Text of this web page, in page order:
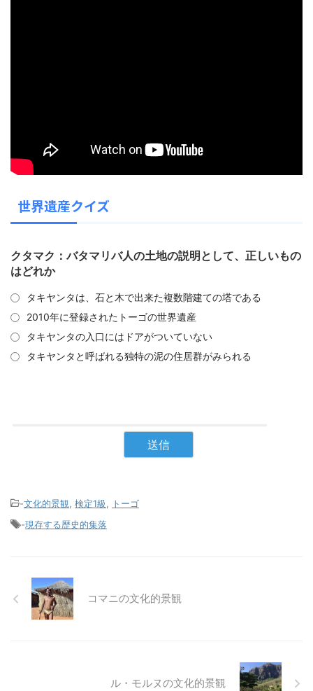
世界遺産クイズ
クタマク：バタマリバ人の土地の説明として、正しいもの
はどれか
タキヤンタは、石と木で出来た複数階建ての塔である
2010年に登録されたトーゴの世界遺産
タキヤンタの入口にはドアがついていない
タキヤンタと呼ばれる独特の泥の住居群がみられる
-文化的景観, 検定1級, トーゴ
-現存する歴史的集落
コマニの文化的景観
ル・モルヌの文化的景観